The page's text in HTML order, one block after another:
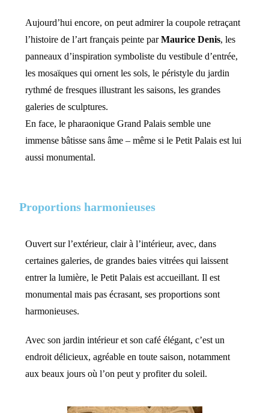
Aujourd’hui encore, on peut admirer la coupole retraçant
l’histoire de l’art français peinte parMaurice Denis, les
panneaux d’inspiration symboliste du vestibule d’entrée,
les mosaïques qui ornent les sols, le péristyle du jardin
rythmé de fresques illustrant les saisons, les grandes
galeries de sculptures.
En face, le pharaonique Grand Palais semble une
immense bâtisse sans âme – même si le Petit Palais est lui
aussi monumental.
Proportions harmonieuses
Ouvert sur l’extérieur, clair à l’intérieur, avec, dans
certaines galeries, de grandes baies vitrées qui laissent
entrer la lumière, le Petit Palais est accueillant. Il est
monumental mais pas écrasant, ses proportions sont
harmonieuses.
Avec son jardin intérieur et son café élégant, c’est un
endroit délicieux, agréable en toute saison, notamment
aux beaux jours où l’on peut y profiter du soleil.